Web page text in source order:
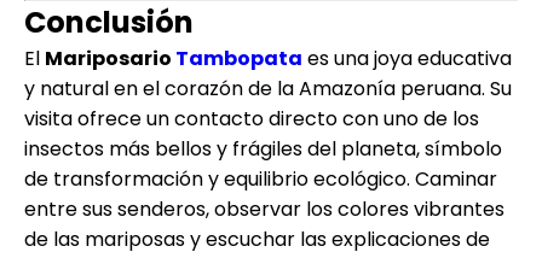
Conclusión
El Mariposario Tambopata es una joya educativa
y natural en el corazón de la Amazonía peruana. Su
visita ofrece un contacto directo con uno de los
insectos más bellos y frágiles del planeta, símbolo
de transformación y equilibrio ecológico. Caminar
entre sus senderos, observar los colores vibrantes
de las mariposas y escuchar las explicaciones de